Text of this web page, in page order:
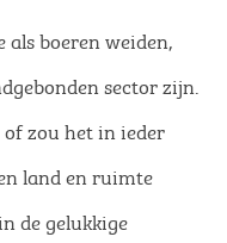
boeren weiden,
sector zijn.
zou het in ieder
land en ruimte
de gelukkige